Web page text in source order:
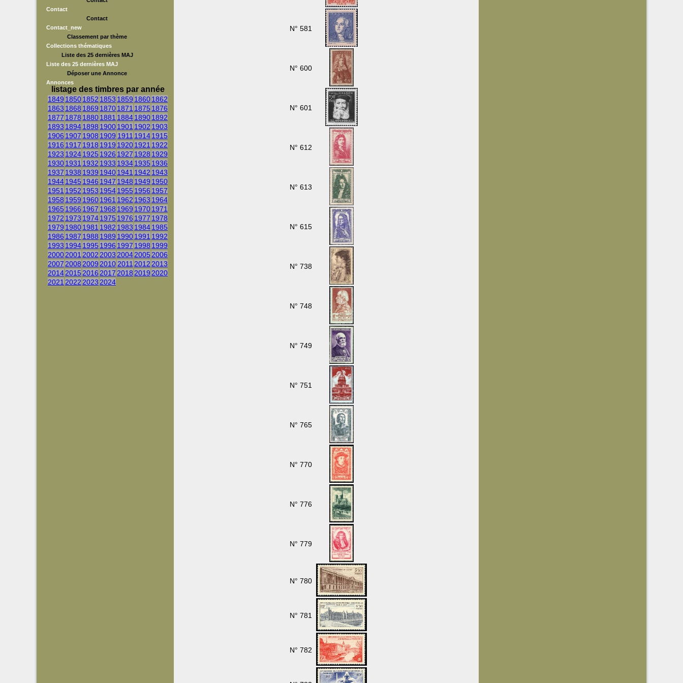
Contact
Contact
Contact_new
Classement par thème
Collections thématiques
Liste des 25 dernières MAJ
Liste des 25 dernières MAJ
Déposer une Annonce
Annonces
listage des timbres par année
1849 18501852 1853 1859 18601862
1863 1868 1869 18701871 1875 1876
1877 1878 18801881 188418901892
1893 18941898 19001901 1902 1903
1906 1907 1908 1909 1911 19141915
1916 1917 1918 1919 19201921 1922
1923 19241925 1926 1927 1928 1929
19301931 1932 1933 19341935 1936
1937 1938 1939 19401941 1942 1943
19441945 1946 1947 1948 1949 1950
1951 1952 1953 19541955 1956 1957
1958 1959 19601961 1962 1963 1964
1965 1966 1967 1968 1969 19701971
1972 1973 19741975 1976 1977 1978
1979 19801981 1982 1983 19841985
1986 1987 1988 1989 19901991 1992
1993 19941995 1996 1997 1998 1999
20002001 2002 2003 20042005 2006
2007 2008 2009 2010 2011 2012 2013
20142015 2016 2017 2018 2019 2020
2021 2022 2023 2024
N° 581
N° 600
N° 601
N° 612
N° 613
N° 615
N° 738
N° 748
N° 749
N° 751
N° 765
N° 770
N° 776
N° 779
N° 780
N° 781
N° 782